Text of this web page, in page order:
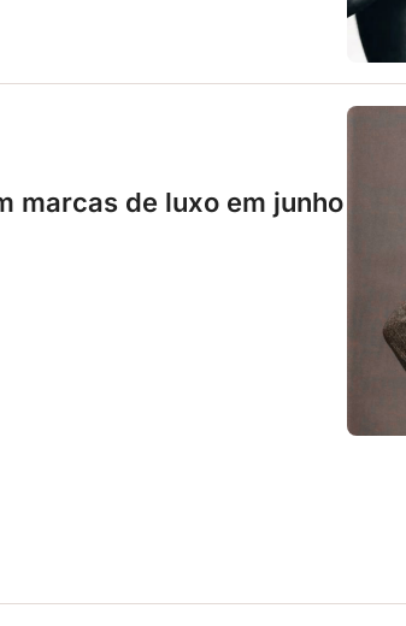
marcas de luxo em junho
Powered by beehiiv